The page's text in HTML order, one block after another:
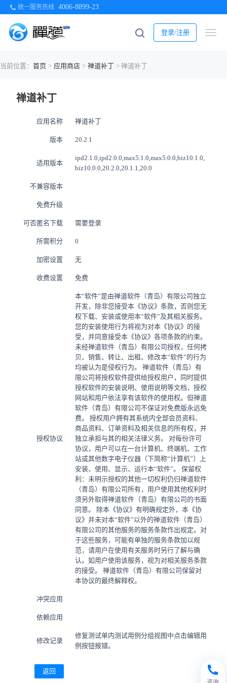
统一服务热线 4006-8899-23
登录/注册
当前位置： 首页 > 应用商店 > 禅道补丁 > 禅道补丁
禅道补丁
应用名称 禅道补丁
版本 20.2.1
适用版本
ipd2.1.0,ipd2.0.0,max5.1.0,max5.0.0,biz10.1.0,
biz10.0.0,20.2.0,20.1.1,20.0
不兼容版本
免费升级
可否匿名下载 需要登录
所需积分 0
加密设置 无
收费设置 免费
授权协议
本“软件”是由禅道软件（青岛）有限公司独立
开发，除非您接受本《协议》条款，否则您无
权下载、安装或使用本“软件”及其相关服务。
您的安装使用行为将视为对本《协议》的接
受，并同意接受本《协议》各项条款的约束。
未经禅道软件（青岛）有限公司授权，任何拷
贝、销售、转让、出租、修改本“软件”的行为
均被认为是侵权行为。 禅道软件（青岛）有
限公司将授权软件提供给授权用户，同时提供
授权软件的安装说明、使用说明等文档，授权
网站和用户依法享有该软件的使用权。但禅道
软件（青岛）有限公司不保证对免费版永远免
费。 授权用户拥有其系统内全部会员资料、
商品资料、订单资料及相关信息的所有权，并
独立承担与其的相关法律义务。 对每份许可
协议，用户可以在一台计算机、终端机、工作
站或其他数字电子仪器（下简称“计算机”）上
安装、使用、显示、运行本“软件”。 保留权
利：未明示授权的其他一切权利仍归禅道软件
（青岛）有限公司所有，用户使用其他权利时
须另外取得禅道软件（青岛）有限公司的书面
同意。 除本《协议》有明确规定外，本《协
议》并未对本“软件”以外的禅道软件（青岛）
有限公司的其他服务的服务条款作出规定。对
于这些服务，可能有单独的服务条款加以规
范，请用户在使用有关服务时另行了解与确
认。如用户使用该服务，视为对相关服务条款
的接受。 禅道软件（青岛）有限公司保留对
本协议的最终解释权。
冲突应用
依赖应用
修改记录
修复测试单内测试用例分组视图中点击编辑用
例按钮报错。
返回